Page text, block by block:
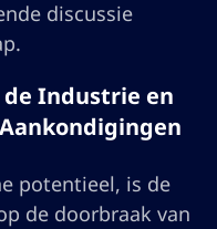
discussie
de Industrie en
potentieel, is de
de doorbraak van